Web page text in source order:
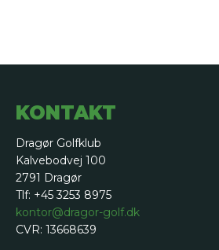
KONTAKT
Dragør Golfklub
Kalvebodvej 100
2791 Dragør
Tlf: +45 3253 8975
kontor@dragor-golf.dk
CVR: 13668639